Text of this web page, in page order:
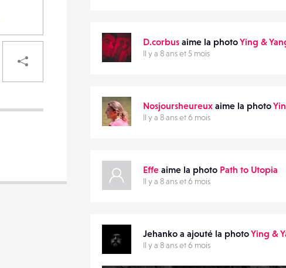
EMAIL
D.corbus aime la photoYing &
Il y a 8 ans et 5 mois
Nosjoursheureux aime la photo
Il y a 8 ans et 6 mois
Effe aime la photo Path to Utopia
Il y a 8 ans et 6 mois
Jehanko a ajouté la photoYing &
Il y a 8 ans et 6 mois